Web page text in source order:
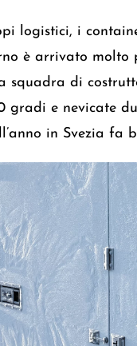
logistici, i
è arrivato molto
squadra di
gradi e nevicate
in Svezia fa